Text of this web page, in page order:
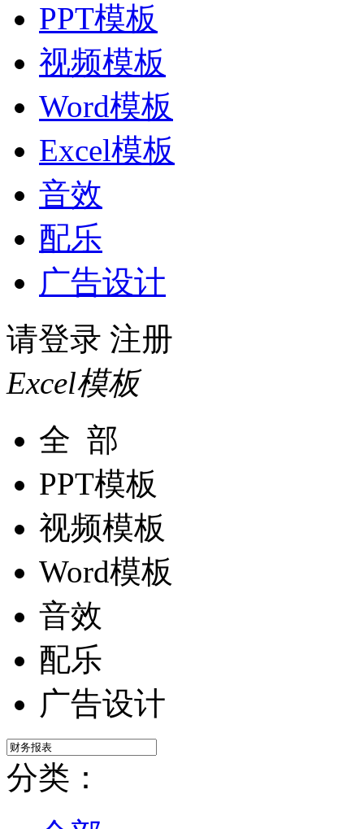
PPT模板
视频模板
Word模板
Excel模板
音效
配乐
广告设计
请登录 注册
Excel模板
全 部
PPT模板
视频模板
Word模板
音效
配乐
广告设计
分类：